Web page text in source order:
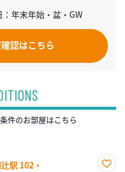
年末年始・盆・GW
認はこちら
件のお部屋はこちら
駅 102・